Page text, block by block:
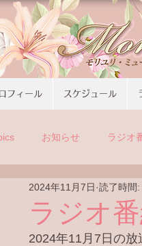
フィール スケジュール
お知らせ ラジオ
サート ツアーの募集
ラジオ
2024年11月7日 読了時間
2024年11月7日の